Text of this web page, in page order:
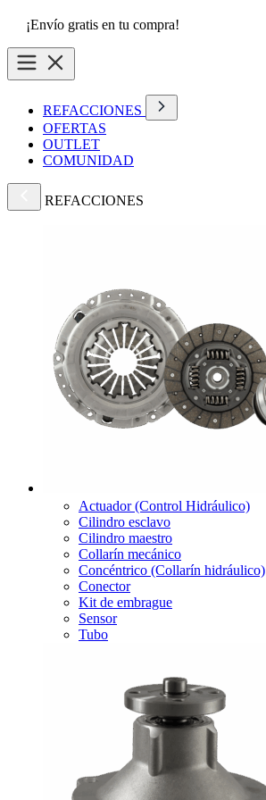
¡Envío gratis en tu compra!
REFACCIONES
OFERTAS
OUTLET
COMUNIDAD
REFACCIONES
Actuador (Control Hidráulico)
Cilindro esclavo
Cilindro maestro
Collarín mecánico
Concéntrico (Collarín hidráulico)
Conector
Kit de embrague
Sensor
Tubo